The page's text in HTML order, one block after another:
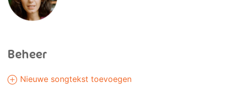
Beheer
Nieuwe songtekst toevoegen